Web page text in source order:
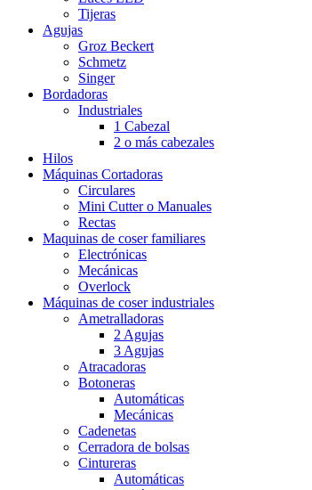
Tijeras
Agujas
Groz Beckert
Schmetz
Singer
Bordadoras
Industriales
1 Cabezal
2 o más cabezales
Hilos
Máquinas Cortadoras
Circulares
Mini Cutter o Manuales
Rectas
Maquinas de coser familiares
Electrónicas
Mecánicas
Overlock
Máquinas de coser industriales
Ametralladoras
2 Agujas
3 Agujas
Atracadoras
Botoneras
Automáticas
Mecánicas
Cadenetas
Cerradora de bolsas
Cintureras
Automáticas